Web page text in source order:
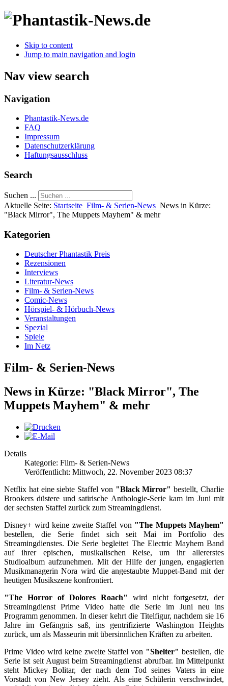
Skip to content
Jump to main navigation and login
Nav view search
Navigation
Phantastik-News.de
FAQ
Impressum
Datenschutzerklärung
Haftungsausschluss
Search
Suchen ...
Aktuelle Seite: Startseite Film- & Serien-News News in Kürze:
"Black Mirror", The Muppets Mayhem" & mehr
Kategorien
Deutscher Phantastik Preis
Rezensionen
Interviews
Literatur-News
Film- & Serien-News
Comic-News
Hörspiel- & Hörbuch-News
Veranstaltungen
Spezial
Spiele
Im Netz
Film- & Serien-News
News in Kürze: "Black Mirror", The
Muppets Mayhem" & mehr
Details
Kategorie: Film- & Serien-News
Veröffentlicht: Mittwoch, 22. November 2023 08:37
Netflix hat eine siebte Staffel von "Black Mirror" bestellt, Charlie
Brookers düstere und satirische Anthologie-Serie kam im Juni mit
der sechsten Staffel zurück zum Streamingdienst.
Disney+ wird keine zweite Staffel von "The Muppets Mayhem"
bestellen, die Serie findet sich seit Mai im Portfolio des
Streamingdienstes. Die Serie begleitet The Electric Mayhem Band
auf ihrer epischen, musikalischen Reise, um ihr allererstes
Studioalbum aufzunehmen. Mit der Hilfe der jungen, engagierten
Musikmanagerin Nora wird die angestaubte Muppet-Band mit der
heutigen Musikszene konfrontiert.
"The Horror of Dolores Roach"
wird nicht fortgesetzt, der
Streamingdienst Prime Video hatte die Serie im Juni neu ins
Programm genommen. In dieser kehrt die Titelfigur, nachdem sie 16
Jahre im Gefängnis saß, ins gentrifizierte Washington Heights
zurück, um als Masseurin mit übersinnlichen Kräften zu arbeiten.
Prime Video wird keine zweite Staffel von "Shelter" bestellen, die
Serie ist seit August beim Streamingdienst abrufbar. Im Mittelpunkt
steht Mickey Bolitar, der nach dem Tod seines Vaters in eine
Vorstadt von New Jersey zieht. Als eine Schülerin verschwindet,